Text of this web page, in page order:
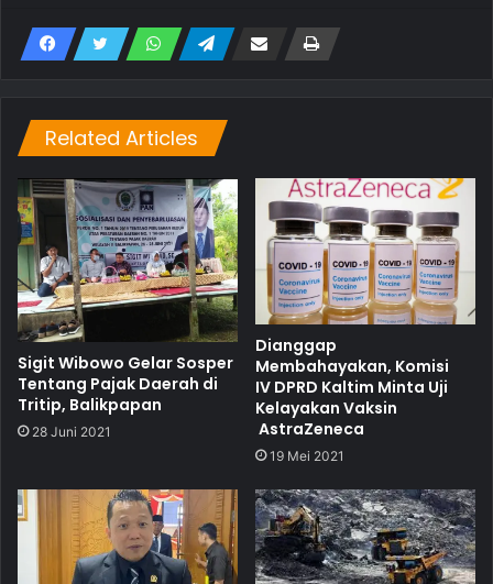
Related Articles
Sigit Wibowo Gelar Sosper
Tentang Pajak Daerah di
Tritip, Balikpapan
28 Juni 2021
Dianggap
Membahayakan, Komisi
IV DPRD Kaltim Minta Uji
Kelayakan Vaksin
AstraZeneca
19 Mei 2021